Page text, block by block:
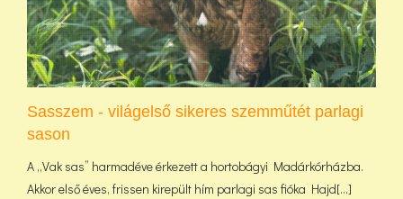
Sasszem - világelső sikeres szemműtét parlagi
sason
A „Vak sas” harmadéve érkezett a hortobágyi Madárkórházba.
Akkor első éves, frissen kirepült hím parlagi sas fióka Hajd[...]